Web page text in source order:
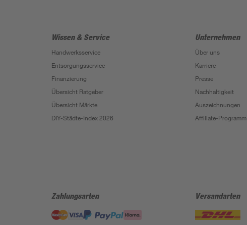
Wissen & Service
Handwerksservice
Entsorgungsservice
Finanzierung
Übersicht Ratgeber
Übersicht Märkte
DIY-Städte-Index 2026
Unternehmen
Über uns
Karriere
Presse
Nachhaltigkeit
Auszeichnungen
Affiliate-Programm
Zahlungsarten Versandarten